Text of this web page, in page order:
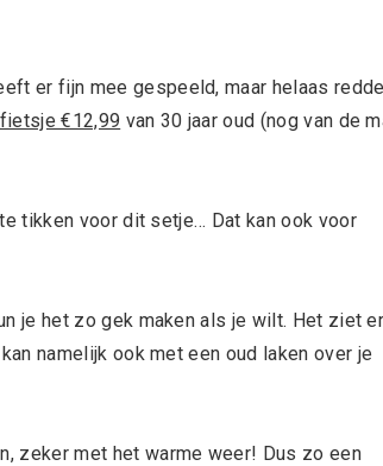
er fijn mee gespeeld, maar helaas
€12,99 van 30 jaar oud (nog van de
tikken voor dit setje… Dat kan ook voor
je het zo gek maken als je wilt. Het ziet
namelijk ook met een oud laken over je
zeker met het warme weer! Dus zo een